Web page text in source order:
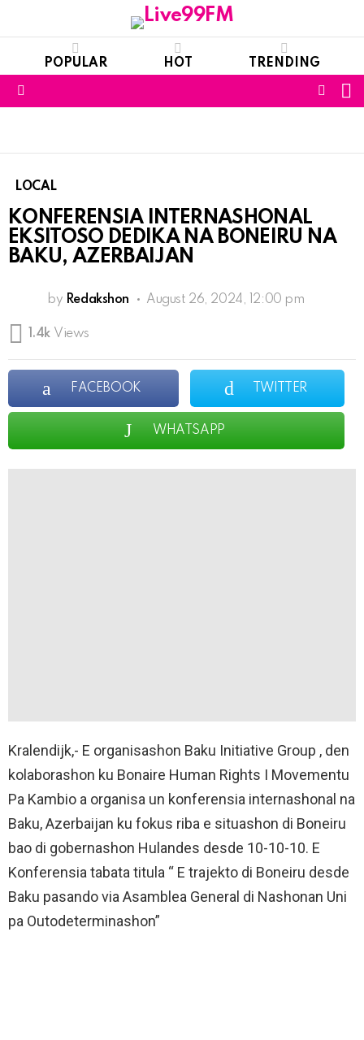
POPULAR HOT TRENDING
LOCAL
KONFERENSIA INTERNASHONAL
EKSITOSO DEDIKA NA BONEIRU NA
BAKU, AZERBAIJAN
by Redakshon August 26, 2024, 12:00 pm
1.4k Views
FACEBOOK TWITTER
WHATSAPP
Kralendijk,- E organisashon Baku Initiative Group , den
kolaborashon ku Bonaire Human Rights I Movementu
Pa Kambio a organisa un konferensia internashonal na
Baku, Azerbaijan ku fokus riba e situashon di Boneiru
bao di gobernashon Hulandes desde 10-10-10. E
Konferensia tabata titula “ E trajekto di Boneiru desde
Baku pasando via Asamblea General di Nashonan Uni
pa Outodeterminashon”